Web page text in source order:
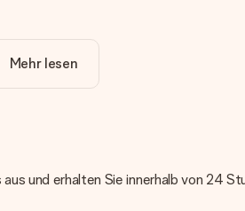
wichtig, qualitativ hochwertige
Mehr lesen
und erhalten Sie innerhalb von 24